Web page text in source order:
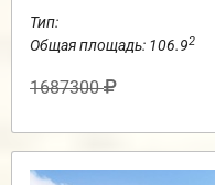
Тип:
Общая площадь: 106.92
1687300